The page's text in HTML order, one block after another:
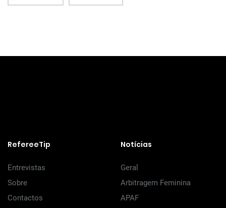
RefereeTip
Entrevistas
Sobre
Contactos
Notícias
Geral
Arbitragem Feminina
APAF